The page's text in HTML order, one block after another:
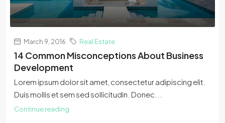
March 9, 2016 Real Estate
14 Common Misconceptions About Business
Development
Lorem ipsum dolor sit amet, consectetur adipiscing elit.
Duis mollis et sem sed sollicitudin. Donec...
Continue reading